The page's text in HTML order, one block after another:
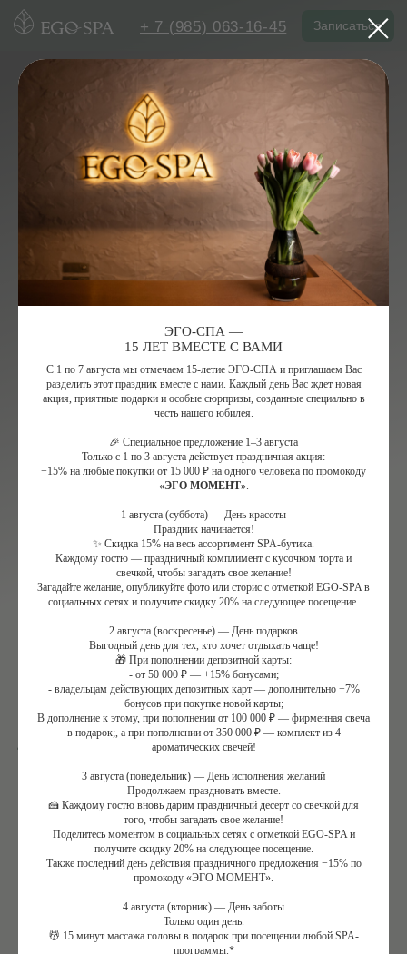
+ 7 (985) 063-16-45
СПА-меню/СПА-программы/ Летнее СПА-меню
СПА-ПРОГРАММЫ
ЛЕТНИЕ
Записаться Купить сертификат
ЯРКОЕ СПА-МЕНЮ НА ЖИВОЙ КОСМЕТИКЕ
SPAQUATORIA И МОРСКОЙ THALASSO BRETAGNE,
ОТДЫХ ПОД ОТКРЫТЫМ НЕБОМ И ОСВЕЖАЮЩИЕ
КОМПЛИМЕНТЫ ИЗ СПА-БАРА
ЛЕТНИЕ СПА-ПРОГРАММЫ
для женщин для мужчин
для двоих девичник
все
ЭГО-СПА —
15 ЛЕТ ВМЕСТЕ С ВАМИ
С 1 по 7 августа мы отмечаем 15-летие ЭГО-СПА и приглашаем Вас
разделить этот праздник вместе с нами. Каждый день Вас ждет новая
акция, приятные подарки и особые сюрпризы, созданные специально в
честь нашего юбилея.
🎉 Специальное предложение 1–3 августа
Только с 1 по 3 августа действует праздничная акция:
−15% на любые покупки от 15 000 ₽ на одного человека по промокоду
«ЭГО МОМЕНТ».
1 августа (суббота) — День красоты
Праздник начинается!
✨ Скидка 15% на весь ассортимент SPA-бутика.
Каждому гостю — праздничный комплимент с кусочком торта и
свечкой, чтобы загадать свое желание!
Загадайте желание, опубликуйте фото или сторис с отметкой EGO-SPA в
социальных сетях и получите скидку 20% на следующее посещение.
2 августа (воскресенье) — День подарков
Выгодный день для тех, кто хочет отдыхать чаще!
🎁 При пополнении депозитной карты:
- от 50 000 ₽ — +15% бонусами;
- владельцам действующих депозитных карт — дополнительно +7%
бонусов при покупке новой карты;
В дополнение к этому, при пополнении от 100 000 ₽ — фирменная свеча
в подарок;, а при пополнении от 350 000 ₽ — комплект из 4
ароматических свечей!
3 августа (понедельник) — День исполнения желаний
Продолжаем праздновать вместе.
🍰 Каждому гостю вновь дарим праздничный десерт со свечкой для
того, чтобы загадать свое желание!
Поделитесь моментом в социальных сетях с отметкой EGO-SPA и
получите скидку 20% на следующее посещение.
Также последний день действия праздничного предложения −15% по
промокоду «ЭГО МОМЕНТ».
4 августа (вторник) — День заботы
Только один день.
💆 15 минут массажа головы в подарок при посещении любой SPA-
программы.*